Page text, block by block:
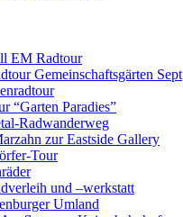
EM Radtour
Gemeinschaftsgärten Sept
“Garten Paradies”
Radwanderweg
zur Eastside Gallery
Tour
und –werkstatt
Umland